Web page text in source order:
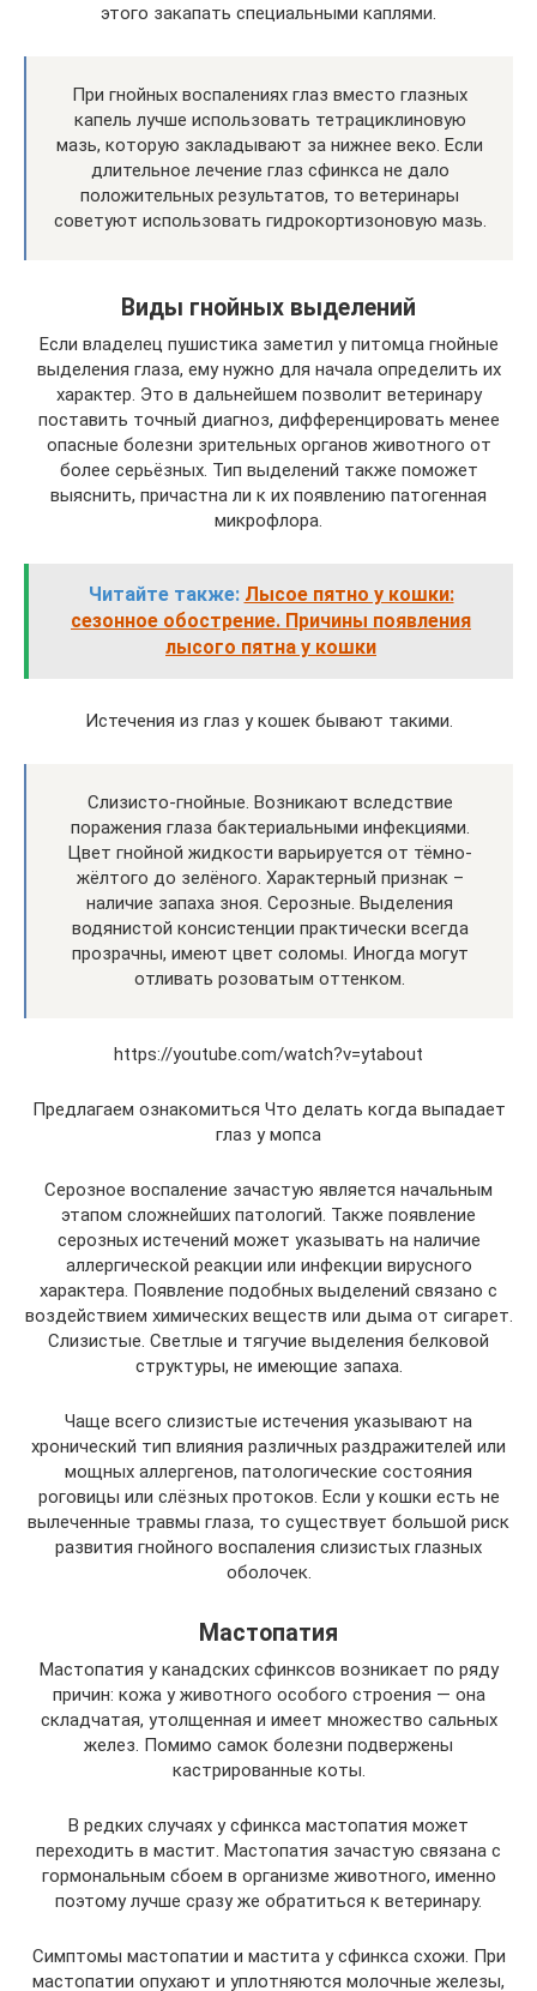
этого закапать специальными каплями.
При гнойных воспалениях глаз вместо глазных
капель лучше использовать тетрациклиновую
мазь, которую закладывают за нижнее веко. Если
длительное лечение глаз сфинкса не дало
положительных результатов, то ветеринары
советуют использовать гидрокортизоновую мазь.
Виды гнойных выделений
Если владелец пушистика заметил у питомца гнойные
выделения глаза, ему нужно для начала определить их
характер. Это в дальнейшем позволит ветеринару
поставить точный диагноз, дифференцировать менее
опасные болезни зрительных органов животного от
более серьёзных. Тип выделений также поможет
выяснить, причастна ли к их появлению патогенная
микрофлора.
Читайте также: Лысое пятно у кошки:
сезонное обострение. Причины появления
лысого пятна у кошки
Истечения из глаз у кошек бывают такими.
Слизисто-гнойные. Возникают вследствие
поражения глаза бактериальными инфекциями.
Цвет гнойной жидкости варьируется от тёмно-
жёлтого до зелёного. Характерный признак –
наличие запаха зноя. Серозные. Выделения
водянистой консистенции практически всегда
прозрачны, имеют цвет соломы. Иногда могут
отливать розоватым оттенком.
https://youtube.com/watch?v=ytabout
Предлагаем ознакомиться Что делать когда выпадает
глаз у мопса
Серозное воспаление зачастую является начальным
этапом сложнейших патологий. Также появление
серозных истечений может указывать на наличие
аллергической реакции или инфекции вирусного
характера. Появление подобных выделений связано с
воздействием химических веществ или дыма от сигарет.
Слизистые. Светлые и тягучие выделения белковой
структуры, не имеющие запаха.
Чаще всего слизистые истечения указывают на
хронический тип влияния различных раздражителей или
мощных аллергенов, патологические состояния
роговицы или слёзных протоков. Если у кошки есть не
вылеченные травмы глаза, то существует большой риск
развития гнойного воспаления слизистых глазных
оболочек.
Мастопатия
Мастопатия у канадских сфинксов возникает по ряду
причин: кожа у животного особого строения — она
складчатая, утолщенная и имеет множество сальных
желез. Помимо самок болезни подвержены
кастрированные коты.
В редких случаях у сфинкса мастопатия может
переходить в мастит. Мастопатия зачастую связана с
гормональным сбоем в организме животного, именно
поэтому лучше сразу же обратиться к ветеринару.
Симптомы мастопатии и мастита у сфинкса схожи. При
мастопатии опухают и уплотняются молочные железы,